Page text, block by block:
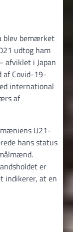
blev bemærket
udtog ham
afviklet i Japan
af Covid-19-
international
af
U21-
hans status
er
indikerer, at en